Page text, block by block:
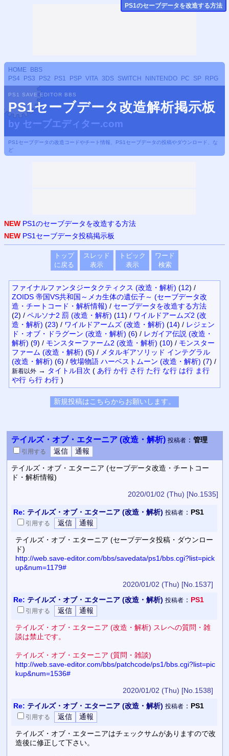
HOME
BBS
PS4
PS3 PS2 PS1 PSP VITA 3DS SWITCH NINTENDO PC SP RPG
PS1 SAVE EDITOR BBS
PS1セーブデータ改造解析掲示板
by セーブエディター.com
PS1セーブデータの改造コードやチート情報、PS1セーブデータの投稿やダウンロード、な
ど
NEW PS1のセーブデータを改造する方法
NEW PS1セーブデータ投稿掲示板
トップ
に戻る
スレッド
表示
トピック
表示
ワード
検索
ファイナルファンタジータクティクス (改造・解析) (12) /
ZOIDS 帝国VS共和国～メカ生体の遺伝子～ (セーブデータ改
造・チートコード・解析情報) / セーブデータを改造する方法
(2) / ペルソナ2 罰 (改造・解析) (11) / ワイルドアームズ2 (改
造・解析) (23) / ワイルドアームズ (改造・解析) (14) / レジェン
ド・オブ・ドラグーン (改造・解析) (6) / レガイア伝説 (改造・
解析) (9) / モンスターファーム2 (改造・解析) (10) / モンスター
ファーム (改造・解析) (5) / メタルギアソリッド インテグラル
(改造・解析) (6) / 牧場物語 ハーベストムーン (改造・解析) (7) /
新着以外 → タイトル目次 ( あ行 か行 さ行 た行 な行 は行 ま行
や行 ら行 わ行 )
テイルズ・オブ・エターニア (改造・解析) 投稿者： 管理
引用する
テイルズ・オブ・エターニア (セーブデータ改造・チートコー
ド・解析情報)
2020/01/02 (Thu) [No.1535]
Re: テイルズ・オブ・エターニア (改造・解析) 投稿者： PS1
引用する
テイルズ・オブ・エターニア (セーブデータ投稿・ダウンロー
ド)
http://web.save-editor.com/bbs/savedata/ps1/bbs.cgi?list=pick
up&num=1179#
2020/01/02 (Thu) [No.1537]
Re: テイルズ・オブ・エターニア (改造・解析) 投稿者： PS1
引用する
テイルズ・オブ・エターニア (改造・解析) スレへの質問・雑
談は禁止です。
テイルズ・オブ・エターニア (質問・雑談)
http://web.save-editor.com/bbs/patchcode/ps1/bbs.cgi?list=pic
kup&num=1536#
2020/01/02 (Thu) [No.1538]
Re: テイルズ・オブ・エターニア (改造・解析) 投稿者： PS1
引用する
テイルズ・オブ・エターニアはチェックサムがありますので改
造後に修正して下さい。
PS1のセーブデータを改造する方法